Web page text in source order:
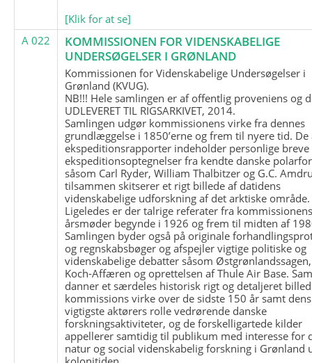
[Klik for at se]
A 022
KOMMISSIONEN FOR VIDENSKABELIGE
UNDERSØGELSER I GRØNLAND
Kommissionen for Videnskabelige Undersøgelser i
Grønland (KVUG).
NB!!! Hele samlingen er af offentlig proveniens og
UDLEVERET TIL RIGSARKIVET, 2014.
Samlingen udgør kommissionens virke fra dennes
grundlæggelse i 1850’erne og frem til nyere tid.
ekspeditionsrapporter indeholder personlige breve
ekspeditionsoptegnelser fra kendte danske
såsom Carl Ryder, William Thalbitzer og G.C.
tilsammen skitserer et rigt billede af datidens
videnskabelige udforskning af det arktiske område.
Ligeledes er der talrige referater fra
årsmøder begynde i 1926 og frem til midten af
Samlingen byder også på originale
og regnskabsbøger og afspejler vigtige politiske og
videnskabelige debatter såsom
Koch-Affæren og oprettelsen af Thule Air Base.
danner et særdeles historisk rigt og detaljeret
kommissions virke over de sidste 150 år samt dens
vigtigste aktørers rolle vedrørende danske
forskningsaktiviteter, og de forskelligartede kilder
appellerer samtidig til publikum med interesse for
natur og social videnskabelig forskning i Grønland